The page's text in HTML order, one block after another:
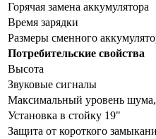
Горячая замена аккумулятора
Время зарядки
Размеры сменного
Потребительские свойства
Высота
Звуковые сигналы
Максимальный уровень
Установка в стойку 19"
Защита от короткого